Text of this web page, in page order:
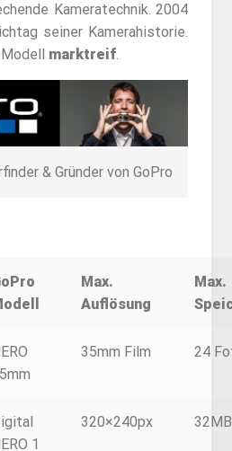
Kameratechnik. 2004
seiner Kamerahistorie.
marktreif.
& Gründer von GoPro
Max.
Auflösung
Max.
35mm Film 24
1
320×240px